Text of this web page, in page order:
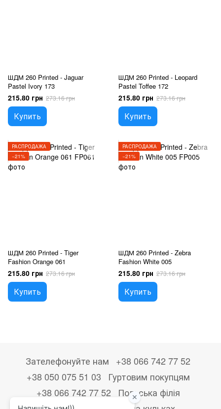
ШДМ 260 Printed - Jaguar
Pastel Ivory 173
215.80 грн 273.16 грн
Купить
ШДМ 260 Printed - Leopard
Pastel Toffee 172
215.80 грн 273.16 грн
Купить
РАСПРОДАЖА
−21%
ШДМ 260 Printed - Tiger
Fashion Orange 061
215.80 грн 273.16 грн
Купить
РАСПРОДАЖА
−21%
ШДМ 260 Printed - Zebra
Fashion White 005
215.80 грн 273.16 грн
Купить
Зателефонуйте нам
+38 066 742 77 52
+38 050 075 51 03
Гуртовим покупцям
+38 066 742 77 52
Польська філія